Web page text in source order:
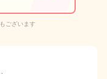
ございます